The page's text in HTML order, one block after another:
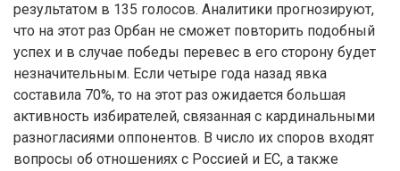
результатом в 135 голосов. Аналитики прогнозируют,
что на этот раз Орбан не сможет повторить подобный
успех и в случае победы перевес в его сторону будет
незначительным. Если четыре года назад явка
составила 70%, то на этот раз ожидается большая
активность избирателей, связанная с кардинальными
разногласиями оппонентов. В число их споров входят
вопросы об отношениях с Россией и ЕС, а также